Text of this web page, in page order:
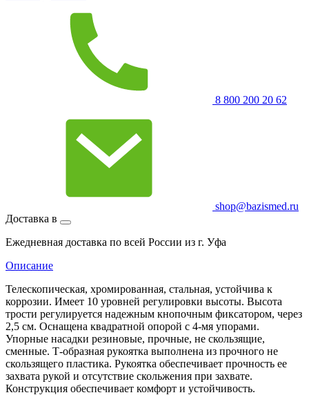
8 800 200 20 62
shop@bazismed.ru
Доставка в
Ежедневная доставка по всей России из г. Уфа
Описание
Телескопическая, хромированная, стальная, устойчива к
коррозии. Имеет 10 уровней регулировки высоты. Высота
трости регулируется надежным кнопочным фиксатором, через
2,5 см. Оснащена квадратной опорой с 4-мя упорами.
Упорные насадки резиновые, прочные, не скользящие,
сменные. Т-образная рукоятка выполнена из прочного не
скользящего пластика. Рукоятка обеспечивает прочность ее
захвата рукой и отсутствие скольжения при захвате.
Конструкция обеспечивает комфорт и устойчивость.